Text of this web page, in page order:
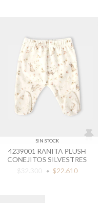
SIN STOCK
4239001 RANITA PLUSH
CONEJITOS SILVESTRES
$32.300
$22.610